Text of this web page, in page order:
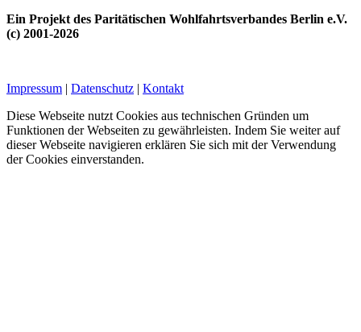
Ein Projekt des Paritätischen Wohlfahrtsverbandes Berlin e.V.
(c) 2001-2026
Impressum | Datenschutz | Kontakt
Diese Webseite nutzt Cookies aus technischen Gründen um
Funktionen der Webseiten zu gewährleisten. Indem Sie weiter auf
dieser Webseite navigieren erklären Sie sich mit der Verwendung
der Cookies einverstanden.